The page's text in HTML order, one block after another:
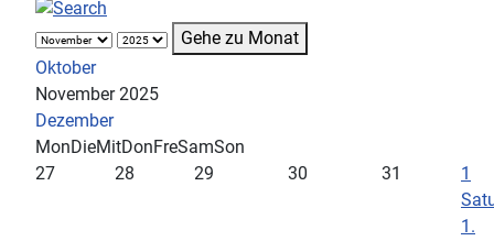
Gehe zu Monat
Oktober
November 2025
Dezember
MonDieMitDonFreSamSon
27
28 29 30 31
1
1.